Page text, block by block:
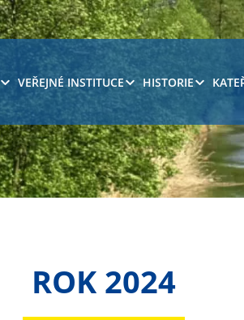
VEŘEJNÉ INSTITUCE HISTORIE
ROK 2024